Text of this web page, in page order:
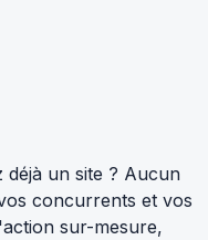
un site ? Aucun
concurrents et vos
sur-mesure,